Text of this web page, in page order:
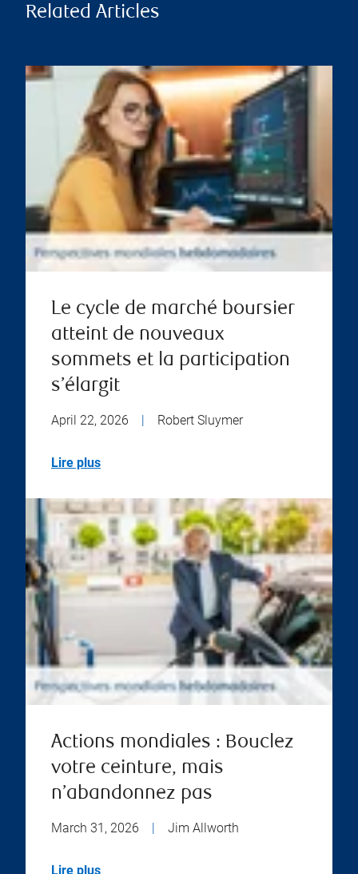
Related Articles
Le cycle de marché boursier
atteint de nouveaux
sommets et la participation
s’élargit
April 22, 2026 Robert Sluymer
Lire plus
Actions mondiales : Bouclez
votre ceinture, mais
n’abandonnez pas
March 31, 2026 | Jim Allworth
Lire plus